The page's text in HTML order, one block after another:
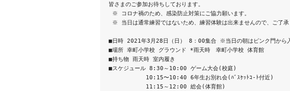
皆さまのご参加お待ちしております。
※ コロナ禍のため、感染防止対策にご協力願います。
※ 当日は通常練習ではないため、練習体験は出来ませんので、ご了承
■日時 2021年3月28日（日） 8：00集合 ※当日の朝はピンク門から入
■場所 幸町小学校 グラウンド *雨天時　幸町小学校 体育館
■持ち物 雨天時 室内履き
■スケジュール 8:30～10:00 ゲーム大会(校庭)
10:15〜10:40 6年生お別れ会(ﾊﾞｽｹｯﾄｺ-ﾄ付近)
11:15～12:00 総会(体育館)